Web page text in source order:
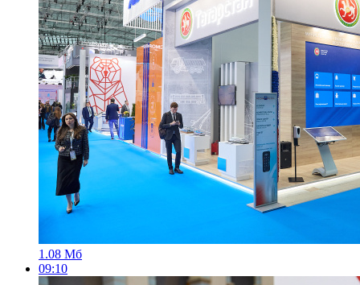
1.08 Мб
09:10